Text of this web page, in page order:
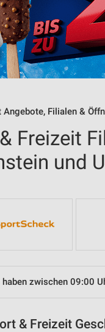
Angebote, Filialen &
Freizeit
und
zwischen 09:00
& Freizeit